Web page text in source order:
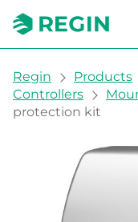
You are here:
Regin Products
Controllers
protection kit